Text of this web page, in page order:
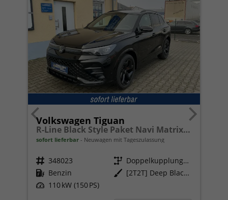
Volkswagen Tiguan
R-Line Black Style Paket Navi Matrix-LED ACC
sofort lieferbar Neuwagen mit Tageszulassung
Fahrzeugnr. 348023 Getriebe
Doppelkupplungsgetriebe (DSG)
Kraftstoff Benzin Außenfarbe
[2T2T] Deep Black Perleffekt
Leistung 110 kW (150 PS)